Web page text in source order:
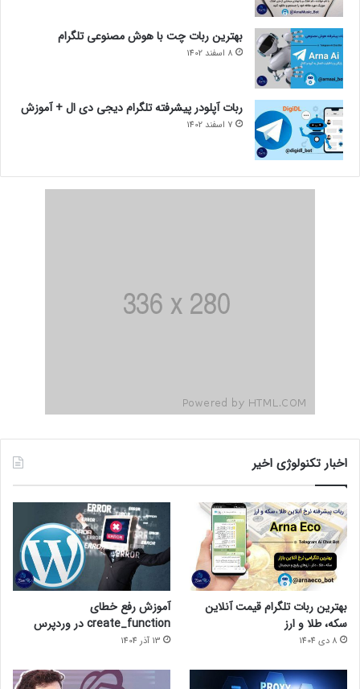
بهترین ربات چت با هوش مصنوعی تلگرام
8 اسفند 1402
ربات آپلودر پیشرفته تلگرام دیجی دی ال + آموزش
7 اسفند 1402
اخبار تکنولوژی اخیر
بهترین ربات تلگرام قیمت آنلاین
سکه، طلا و ارز
8 دی 1404
آموزش رفع خطای
create_function در وردپرس
13 آذر 1404